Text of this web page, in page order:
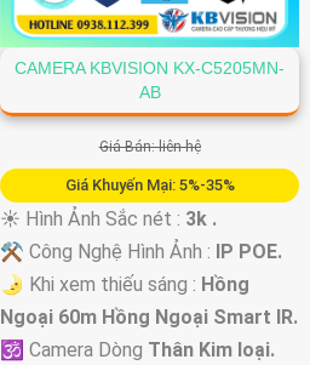
CAMERA KBVISION KX-C5205MN-
AB
Giá Bán: liên hệ
Giá Khuyến Mại: 5%-35%
☀️ Hình Ảnh Sắc nét : 3k .
⚒ Công Nghệ Hình Ảnh : IP POE.
🌛 Khi xem thiếu sáng : Hồng
Ngoại 60m Hồng Ngoại Smart IR.
🕉️ Camera Dòng Thân Kim loại.